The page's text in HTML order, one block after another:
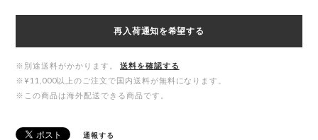
再入荷通知を希望する
※別途送料がかかります。
送料を確認する
※¥11,000以上のご注文で国内送料が無料になります。
※この商品は海外配送できる商品です。
通報する